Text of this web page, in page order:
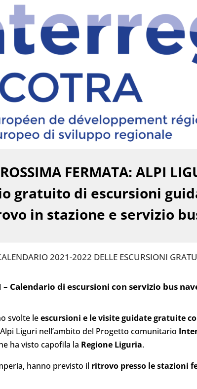
FERMATA: ALPI
gratuito di escursioni
in stazione e servizio
2021-2022 DELLE ESCURSIONI
– Calendario di escursioni con servizio bus
svolte leescursioni e le visite guidate gratuite
Liguri nell’ambito del Progetto comunitario
ha visto capofila la Regione Liguria.
hanno previsto il ritrovo presso le stazioni